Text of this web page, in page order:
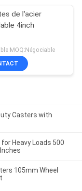
de l'acier
4inch
MOQ:Négociable
Casters with
Heavy Loads 500
105mm Wheel